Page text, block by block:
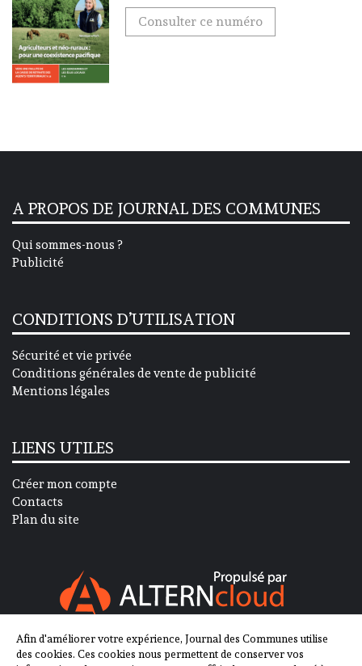
Consulter ce numéro
A PROPOS DE JOURNAL DES COMMUNES
Qui sommes-nous ?
Publicité
CONDITIONS D’UTILISATION
Sécurité et vie privée
Conditions générales de vente de publicité
Mentions légales
LIENS UTILES
Créer mon compte
Contacts
Plan du site
SUIVEZ-NOUS SUR
Afin d'améliorer votre expérience, Journal des Communes utilise
des cookies. Ces cookies nous permettent de conserver vos